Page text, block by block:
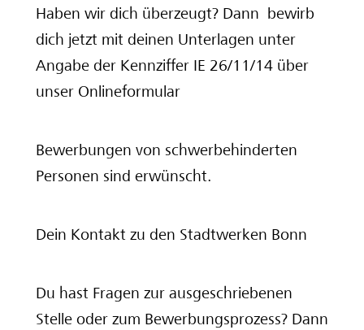
Haben wir dich überzeugt? Dann bewirb
dich jetzt mit deinen Unterlagen unter
Angabe der Kennziffer IE 26/11/14 über
unser Onlineformular
Bewerbungen von schwerbehinderten
Personen sind erwünscht.
Dein Kontakt zu den Stadtwerken Bonn
Du hast Fragen zur ausgeschriebenen
Stelle oder zum Bewerbungsprozess? Dann